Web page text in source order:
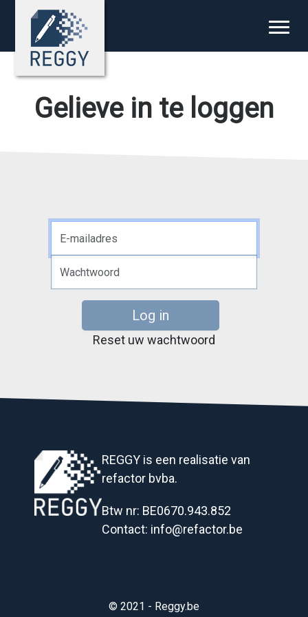
Gelieve in te loggen
Log in
Reset uw wachtwoord
REGGY is een realisatie van
refactor bvba.
Btw nr: BE0670.943.852
Contact: info@refactor.be
© 2021 - Reggy.be